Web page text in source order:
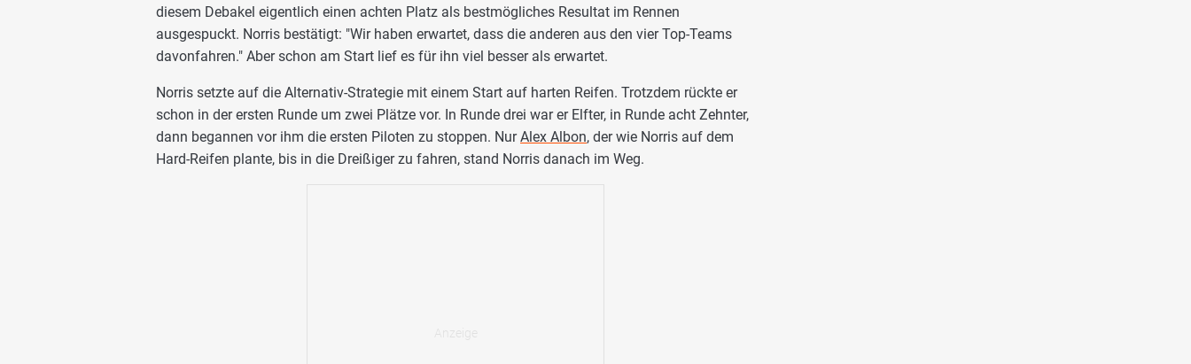
diesem Debakel eigentlich einen achten Platz als bestmögliches Resultat im Rennen
ausgespuckt. Norris bestätigt: "Wir haben erwartet, dass die anderen aus den vier Top-Teams
davonfahren." Aber schon am Start lief es für ihn viel besser als erwartet.
Norris setzte auf die Alternativ-Strategie mit einem Start auf harten Reifen. Trotzdem rückte er
schon in der ersten Runde um zwei Plätze vor. In Runde drei war er Elfter, in Runde acht Zehnter,
dann begannen vor ihm die ersten Piloten zu stoppen. NurAlex Albon, der wie Norris auf dem
Hard-Reifen plante, bis in die Dreißiger zu fahren, stand Norris danach im Weg.